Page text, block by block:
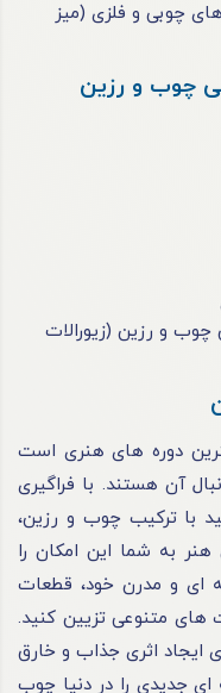
چوبی و فلزی (میز
چوب و رزین
چوب و رزین (زیورالات
دوره های هنری است
آن هستند. با فراگیری
با ترکیب چوب و رزین،
هنر به شما این امکان را
ای و مدرن خود، قطعات
متنوعی تزیین کنید.
ایجاد اثری جذاب و خارق
‌ای جدیدی را در دنیا چوب